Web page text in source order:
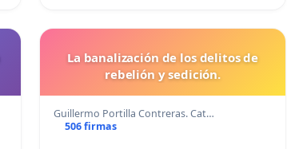
La banalización de los delitos de
rebelión y sedición.
Guillermo Portilla Contreras. Cat…
506 firmas